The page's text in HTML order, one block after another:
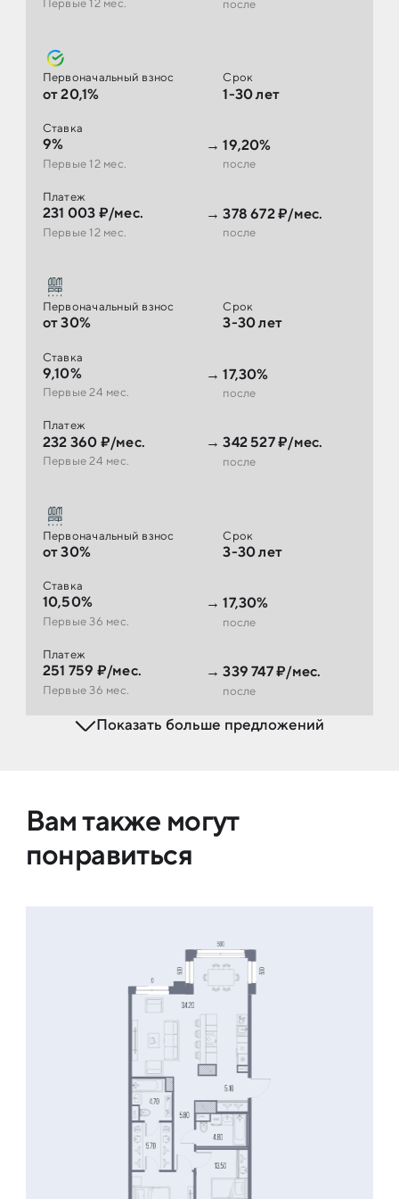
Первые 12 мес. после
Первоначальный взнос
от 20,1%
Ставка
9%
Первые 12 мес.
→ 19,20%
после
Срок
1-30 лет
Платеж
231 003 ₽/мес.
Первые 12 мес.
→ 378 672 ₽/мес.
после
Первоначальный взнос
от 30%
Ставка
9,10%
Первые 24 мес.
→ 17,30%
после
Срок
3-30 лет
Платеж
232 360 ₽/мес.
Первые 24 мес.
→ 342 527 ₽/мес.
после
Первоначальный взнос
от 30%
Ставка
10,50%
Первые 36 мес.
→ 17,30%
после
Срок
3-30 лет
Платеж
251 759 ₽/мес.
Первые 36 мес.
→ 339 747 ₽/мес.
после
Показать больше предложений
Вам также могут
понравиться